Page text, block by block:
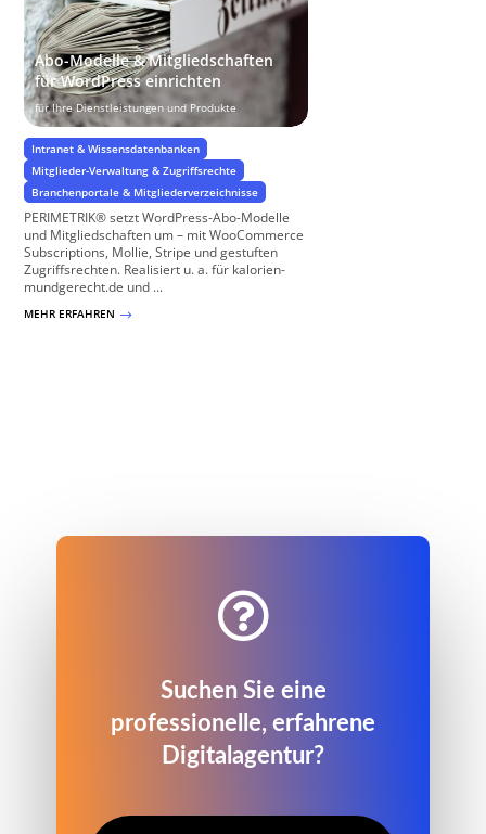
Abo-Modelle & Mitgliedschaften
für WordPress einrichten
für Ihre Dienstleistungen und Produkte
Intranet & Wissensdatenbanken
Mitglieder-Verwaltung & Zugriffsrechte
Branchenportale & Mitgliederverzeichnisse
PERIMETRIK® setzt WordPress-Abo-Modelle
und Mitgliedschaften um – mit WooCommerce
Subscriptions, Mollie, Stripe und gestuften
Zugriffsrechten. Realisiert u. a. für kalorien-
mundgerecht.de und ...
MEHR ERFAHREN $

Suchen Sie eine
professionelle, erfahrene
Digitalagentur?